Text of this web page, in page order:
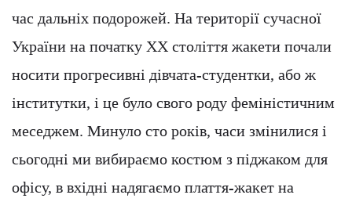
час дальніх подорожей. На території сучасної
України на початку XX століття жакети почали
носити прогресивні дівчата-студентки, або ж
інститутки, і це було свого роду феміністичним
меседжем. Минуло сто років, часи змінилися і
сьогодні ми вибираємо костюм з піджаком для
офісу, в вхідні надягаємо плаття-жакет на